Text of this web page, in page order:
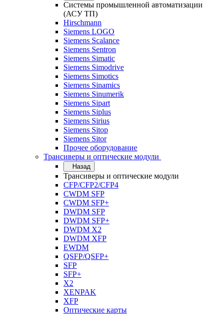
Системы промышленной автоматизации
(АСУ ТП)
Hirschmann
Siemens LOGO
Siemens Scalance
Siemens Sentron
Siemens Simatic
Siemens Simodrive
Siemens Simotics
Siemens Sinamics
Siemens Sinumerik
Siemens Sipart
Siemens Siplus
Siemens Sirius
Siemens Sitop
Siemens Sitor
Прочее оборудование
Трансиверы и оптические модули
Назад
Трансиверы и оптические модули
CFP/CFP2/CFP4
CWDM SFP
CWDM SFP+
DWDM SFP
DWDM SFP+
DWDM X2
DWDM XFP
EWDM
QSFP/QSFP+
SFP
SFP+
X2
XENPAK
XFP
Оптические карты